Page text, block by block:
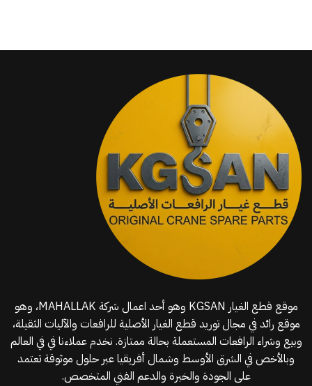
موقع قطع الغيار KGSAN وهو أحد اعمال شركة MAHALLAK، وهو
موقع رائد في مجال توريد قطع الغيار الأصلية للرافعات والآليات الثقيلة،
وبيع وشراء الرافعات المستعملة بحالة ممتازة. نخدم عملاءنا في في العالم
وبالأخص في الشرق الأوسط وشمال أفريقيا عبر حلول موثوقة تعتمد
على الجودة والخبرة والدعم الفني المتخصص.